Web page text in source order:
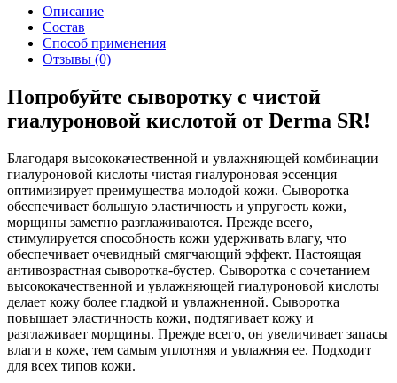
Описание
Состав
Способ применения
Отзывы (0)
Попробуйте сыворотку с чистой
гиалуроновой кислотой от Derma SR!
Благодаря высококачественной и увлажняющей комбинации
гиалуроновой кислоты чистая гиалуроновая эссенция
оптимизирует преимущества молодой кожи. Сыворотка
обеспечивает большую эластичность и упругость кожи,
морщины заметно разглаживаются. Прежде всего,
стимулируется способность кожи удерживать влагу, что
обеспечивает очевидный смягчающий эффект. Настоящая
антивозрастная сыворотка-бустер. Сыворотка с сочетанием
высококачественной и увлажняющей гиалуроновой кислоты
делает кожу более гладкой и увлажненной. Сыворотка
повышает эластичность кожи, подтягивает кожу и
разглаживает морщины. Прежде всего, он увеличивает запасы
влаги в коже, тем самым уплотняя и увлажняя ее. Подходит
для всех типов кожи.